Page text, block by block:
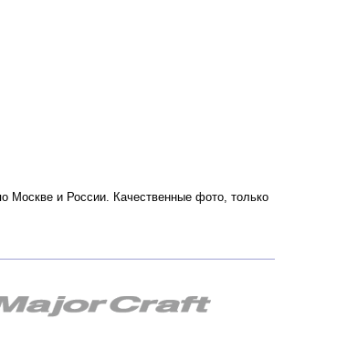
Москве и России. Качественные фото, только